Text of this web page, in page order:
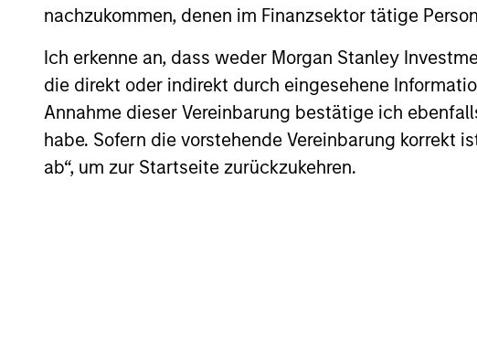
nachzukommen, denen im Finanzsektor tätige
Ich erkenne an, dass weder Morgan Stanley
die direkt oder indirekt durch eingesehene
Annahme dieser Vereinbarung bestätige ich
habe. Sofern die vorstehende Vereinbarung korrekt
ab“, um zur Startseite zurückzukehren.